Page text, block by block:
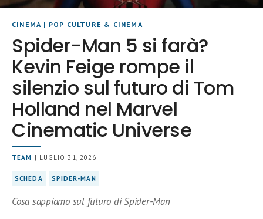
CINEMA | POP CULTURE & CINEMA
Spider-Man 5 si farà?
Kevin Feige rompe il
silenzio sul futuro di Tom
Holland nel Marvel
Cinematic Universe
TEAM | LUGLIO 31, 2026
SCHEDA SPIDER-MAN
Cosa sappiamo sul futuro di Spider-Man